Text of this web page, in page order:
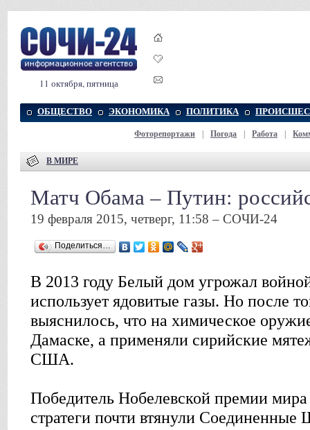
11 октября, пятница
ОБЩЕСТВО ЭКОНОМИКА ПОЛИТИКА
Фоторепортажи Погода Работа
В МИРЕ
Матч Обама – Путин:
19 февраля 2015, четверг, 11:58 – СОЧИ-24
Поделиться…
В 2013 году Белый дом угрожал
использует ядовитые газы. Но после
выяснилось, что на химическое
Дамаске, а применяли сирийские
США.
Победитель Нобелевской премии
стратеги почти втянули Соединенные